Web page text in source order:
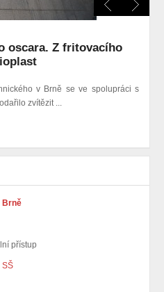
oscara. Z fritovacího
v Brně se ve spolupráci s
zvítězit ...
Brně
přístup
SŠ